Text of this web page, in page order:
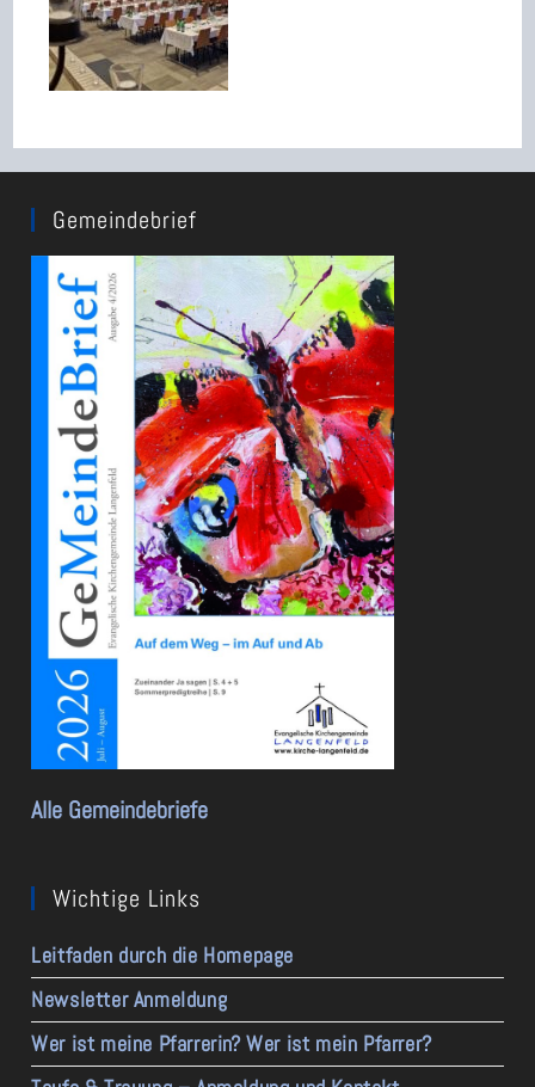
Gemeindebrief
Alle Gemeindebriefe
Wichtige Links
Leitfaden durch die Homepage
Newsletter Anmeldung
Wer ist meine Pfarrerin? Wer ist mein Pfarrer?